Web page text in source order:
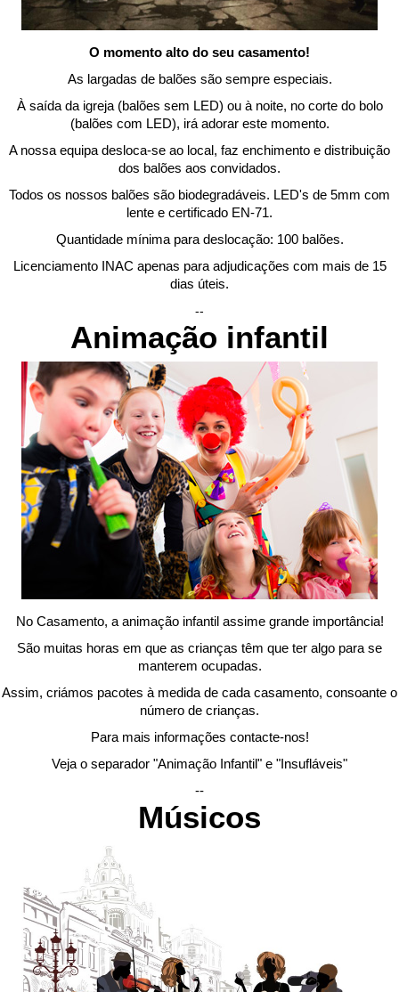
O momento alto do seu casamento!
As largadas de balões são sempre especiais.
À saída da igreja (balões sem LED) ou à noite, no corte do bolo
(balões com LED), irá adorar este momento.
A nossa equipa desloca-se ao local, faz enchimento e distribuição
dos balões aos convidados.
Todos os nossos balões são biodegradáveis. LED's de 5mm com
lente e certificado EN-71.
Quantidade mínima para deslocação: 100 balões.
Licenciamento INAC apenas para adjudicações com mais de 15
dias úteis.
--
Animação infantil
No Casamento, a animação infantil assime grande importância!
São muitas horas em que as crianças têm que ter algo para se
manterem ocupadas.
Assim, criámos pacotes à medida de cada casamento, consoante o
número de crianças.
Para mais informações contacte-nos!
Veja o separador "Animação Infantil" e "Insufláveis"
--
Músicos